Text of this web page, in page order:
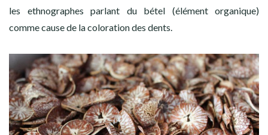
les ethnographes parlant du bétel (élément organique)
comme cause de la coloration des dents.